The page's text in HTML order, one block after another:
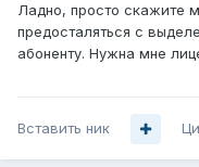
Ладно, просто скажите
предосталяться с
абоненту. Нужна мне
Вставить ник